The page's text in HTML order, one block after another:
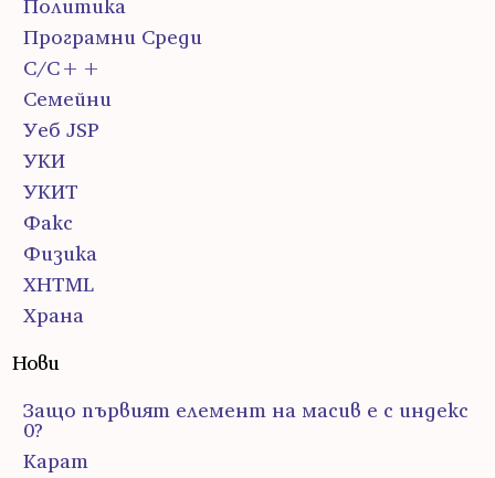
Политика
Програмни Среди
С/С++
Семейни
Уеб JSP
УКИ
УКИТ
Факс
Физика
ХHTML
Храна
Нови
Защо първият елемент на масив е с индекс
0?
Карат